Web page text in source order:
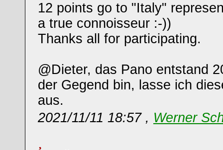
12 points go to "Italy"
a true connoisseur :-))
Thanks all for participating.
@Dieter, das Pano entstand
der Gegend bin, lasse ich
aus.
2021/11/11 18:57 , Werner